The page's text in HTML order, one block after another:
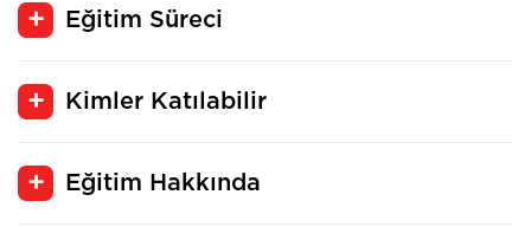
Eğitim Süreci
Kimler Katılabilir
Eğitim Hakkında